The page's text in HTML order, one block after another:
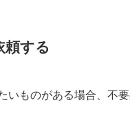
頼する
いものがある場合、不